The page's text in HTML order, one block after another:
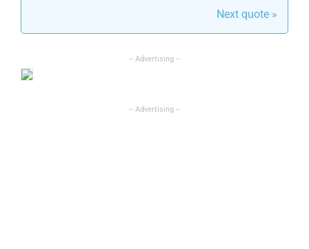
Next quote »